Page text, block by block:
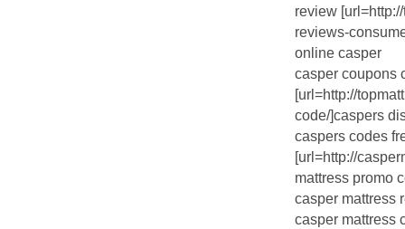
review
reviews-
online casper
casper coupons
[url=http://
code/]caspers
caspers codes
[url=http://
mattress promo
casper mattress
casper mattress